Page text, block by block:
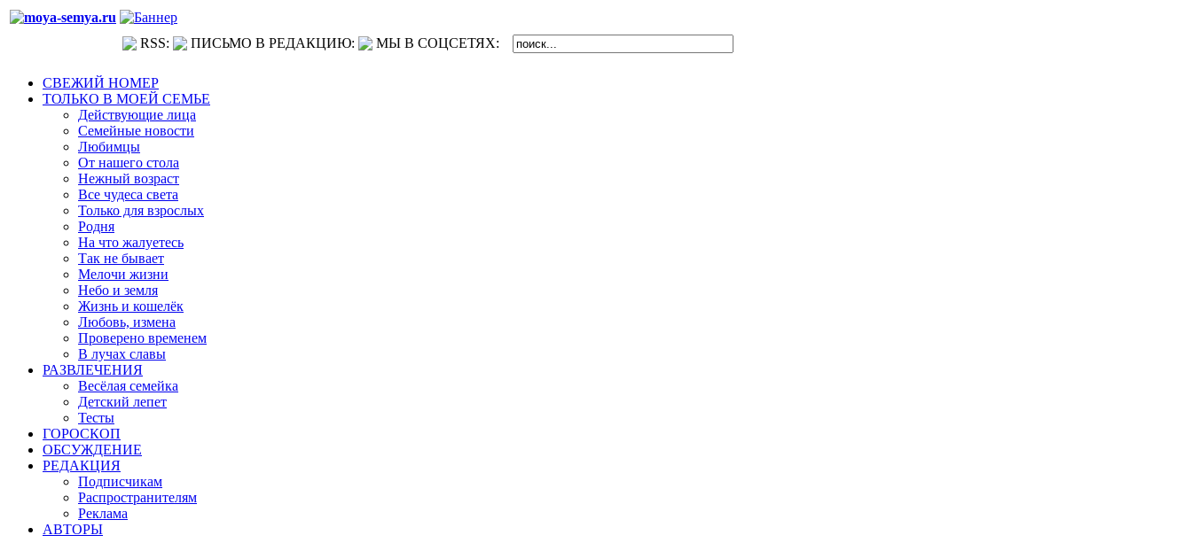
RSS: ПИСЬМО В РЕДАКЦИЮ: МЫ В СОЦСЕТЯХ:
СВЕЖИЙ НОМЕР
ТОЛЬКО В МОЕЙ СЕМЬЕ
Действующие лица
Семейные новости
Любимцы
От нашего стола
Нежный возраст
Все чудеса света
Только для взрослых
Родня
На что жалуетесь
Так не бывает
Мелочи жизни
Небо и земля
Жизнь и кошелёк
Любовь, измена
Проверено временем
В лучах славы
РАЗВЛЕЧЕНИЯ
Весёлая семейка
Детский лепет
Тесты
ГОРОСКОП
ОБСУЖДЕНИЕ
РЕДАКЦИЯ
Подписчикам
Распространителям
Реклама
АВТОРЫ